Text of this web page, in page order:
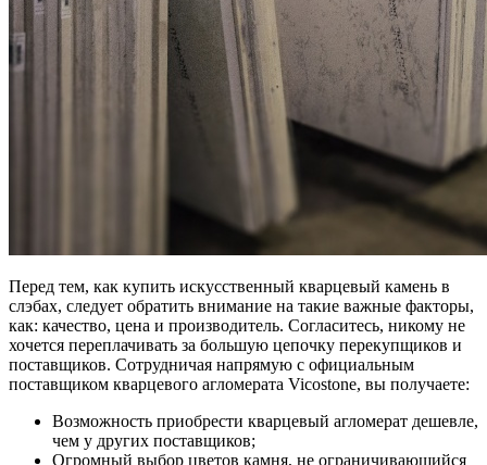
Перед тем, как купить искусственный кварцевый камень в
слэбах, следует обратить внимание на такие важные факторы,
как: качество, цена и производитель. Согласитесь, никому не
хочется переплачивать за большую цепочку перекупщиков и
поставщиков. Сотрудничая напрямую с официальным
поставщиком кварцевого агломерата Vicostone, вы получаете:
Возможность приобрести кварцевый агломерат дешевле,
чем у других поставщиков;
Огромный выбор цветов камня, не ограничивающийся